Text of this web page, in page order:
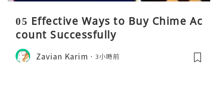
05 Effective Ways to Buy Chime Ac
count Successfully
Zavian Karim 3小時前